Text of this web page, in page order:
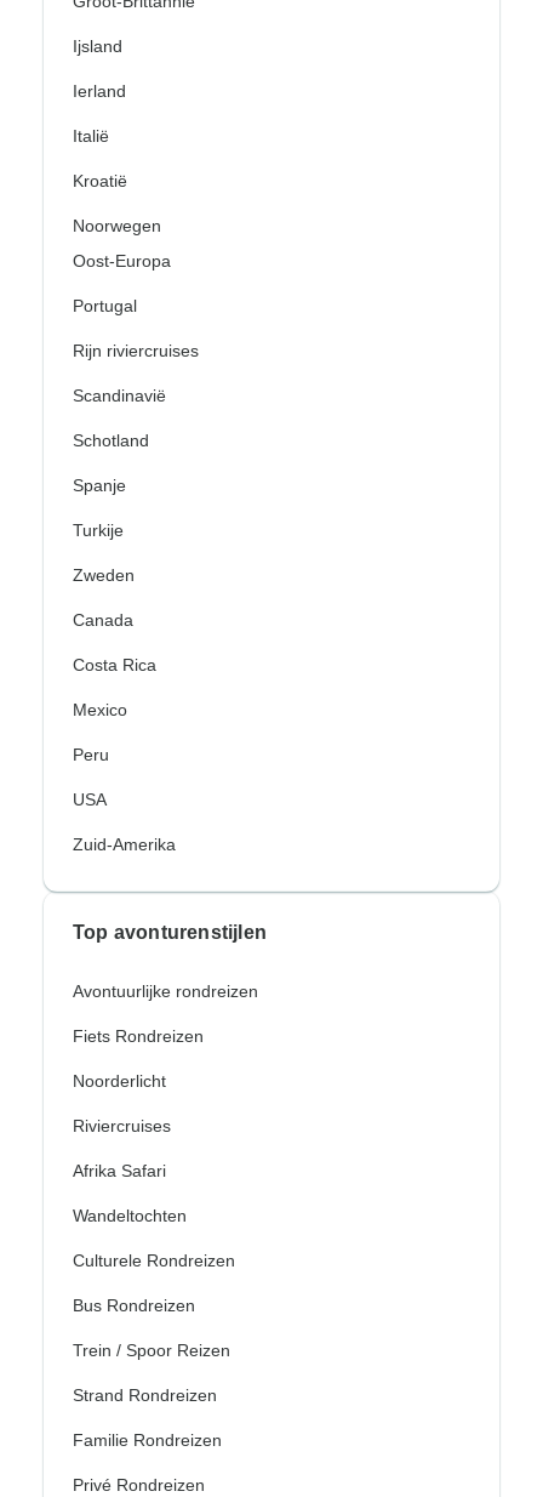
Ijsland
Ierland
Italië
Kroatië
Noorwegen
Oost-Europa
Portugal
Rijn riviercruises
Scandinavië
Schotland
Spanje
Turkije
Zweden
Canada
Costa Rica
Mexico
Peru
USA
Zuid-Amerika
Top avonturenstijlen
Avontuurlijke rondreizen
Fiets Rondreizen
Noorderlicht
Riviercruises
Afrika Safari
Wandeltochten
Culturele Rondreizen
Bus Rondreizen
Trein / Spoor Reizen
Strand Rondreizen
Familie Rondreizen
Privé Rondreizen